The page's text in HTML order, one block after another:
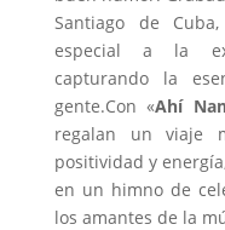
Santiago de
especial a la
capturando la
gente.Con «Ahí
regalan un viaje
positividad y
en un himno de
los amantes de la